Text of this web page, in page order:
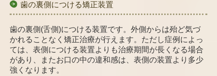
歯の裏側につける矯正装置
歯の裏側(舌側)につける装置です。外側からは殆ど気づ
かれることなく矯正治療が行えます。ただし症例によっ
ては、表側につける装置よりも治療期間が長くなる場合
があり、またお口の中の違和感は、表側の装置より多少
強くなります。